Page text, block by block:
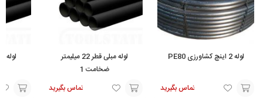
لوله 2 اینچ کشاورزی PE80
تماس بگیرید
لوله مبلی قطر 22 میلیمتر
ضخامت 1
تماس بگیرید